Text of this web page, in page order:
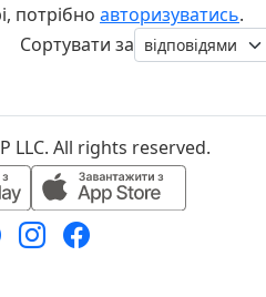
потрібно авторизуватись.
Сортувати за
LLC. All rights reserved.